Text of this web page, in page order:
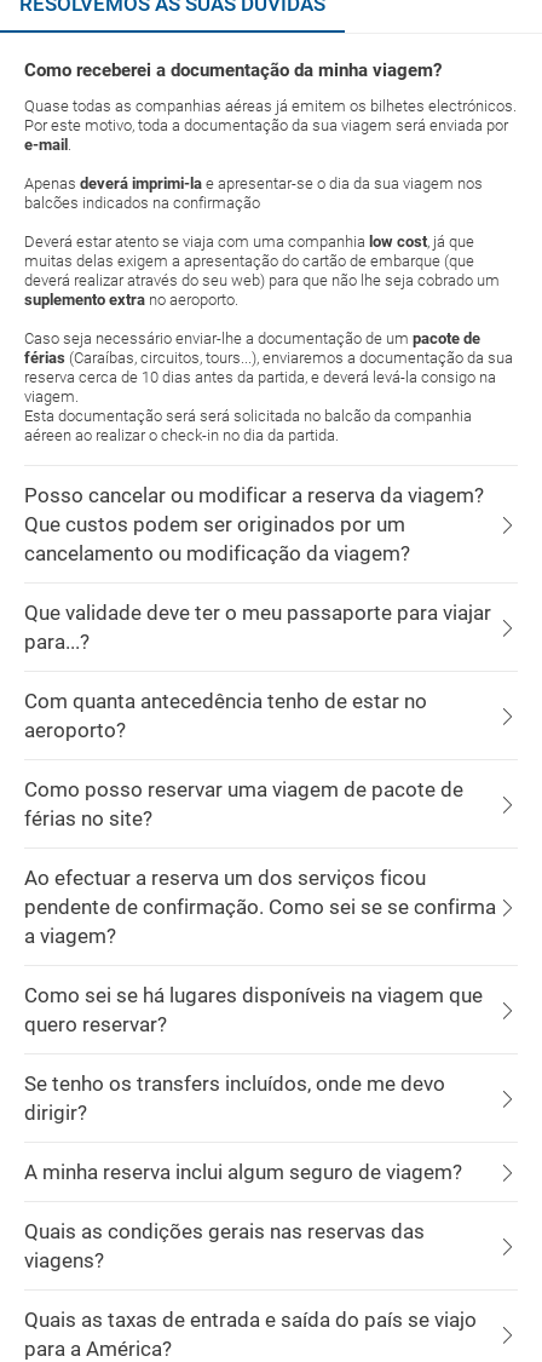
Como receberei a documentação da minha viagem?
Quase todas as companhias aéreas já emitem os bilhetes electrónicos.
Por este motivo, toda a documentação da sua viagem será enviada por
e-mail .
Apenas deverá imprimi-la e apresentar-se o dia da sua viagem nos
balcões indicados na confirmação
Deverá estar atento se viaja com uma companhia low cost, já que
muitas delas exigem a apresentação do cartão de embarque (que
deverá realizar através do seu web) para que não lhe seja cobrado um
suplemento extra no aeroporto.
Caso seja necessário enviar-lhe a documentação de um pacote de
férias (Caraíbas, circuitos, tours...), enviaremos a documentação da sua
reserva cerca de 10 dias antes da partida, e deverá levá-la consigo na
viagem.
Esta documentação será será solicitada no balcão da companhia
aéreen ao realizar o check-in no dia da partida.
Posso cancelar ou modificar a reserva da viagem?
Que custos podem ser originados por um
cancelamento ou modificação da viagem?
Que validade deve ter o meu passaporte para viajar
para...?
Com quanta antecedência tenho de estar no
aeroporto?
Como posso reservar uma viagem de pacote de
férias no site?
Ao efectuar a reserva um dos serviços ficou
pendente de confirmação. Como sei se se confirma
a viagem?
Como sei se há lugares disponíveis na viagem que
quero reservar?
Se tenho os transfers incluídos, onde me devo
dirigir?
A minha reserva inclui algum seguro de viagem?
Quais as condições gerais nas reservas das
viagens?
Quais as taxas de entrada e saída do país se viajo
para a América?